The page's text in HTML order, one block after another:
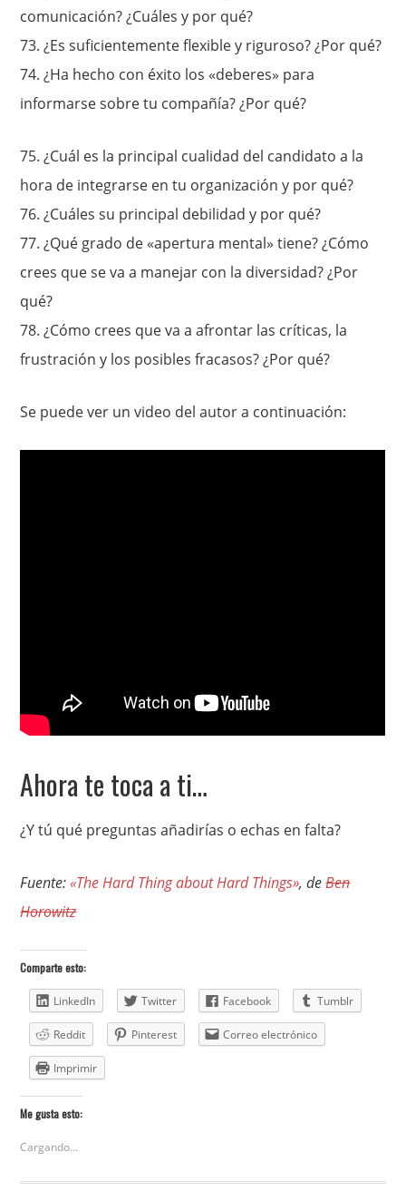
comunicación? ¿Cuáles y por qué?
73.¿Es suficientemente flexible y riguroso? ¿Por qué?
74. ¿Ha hecho con éxito los «deberes» para
informarse sobre tu compañía? ¿Por qué?
75.¿Cuál es la principal cualidad del candidato a la
hora de integrarse en tu organización y por qué?
76.¿Cuáles su principal debilidad y por qué?
77.¿Qué grado de «apertura mental» tiene? ¿Cómo
crees que se va a manejar con la diversidad? ¿Por
qué?
78. ¿Cómo crees que va a afrontar las críticas, la
frustración y los posibles fracasos? ¿Por qué?
Se puede ver un video del autor a continuación:
Ahora te toca a ti…
¿Y tú qué preguntas añadirías o echas en falta?
Fuente:«The Hard Thing about Hard Things», deBen
Horowitz
Comparte esto:
LinkedIn Twitter Facebook Tumblr
Reddit Pinterest Correo electrónico
Imprimir
Me gusta esto:
Cargando...